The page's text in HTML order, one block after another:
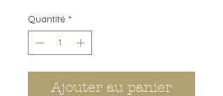
Quantité *
Ajouter au panier